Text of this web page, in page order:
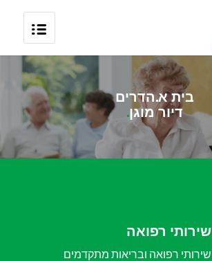
בית א.הדרים
דיור מוגן.
שירותי רפואה
שירותי רפואה ובריאות מתקדמים